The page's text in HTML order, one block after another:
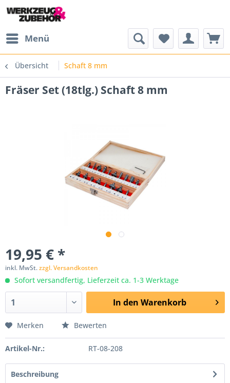
Menü
Übersicht Schaft 8 mm
Fräser Set (18tlg.) Schaft 8 mm
19,95 € *
inkl. MwSt.zzgl. Versandkosten
Sofort versandfertig, Lieferzeit ca. 1-3 Werktage
In den Warenkorb
Merken Bewerten
Artikel-Nr.: RT-08-208
Beschreibung